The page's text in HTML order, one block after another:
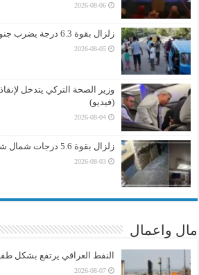
2026-08-06
زلزال بقوة 6.3 درجة يضرب جنوب الفلبين (فيديو)
2026-08-05
وزير الصحة التركي يتدخل
(فيديو)
2026-08-04
زلزال بقوة 5.6 درجات شمال شرق شرم الشيخ بمصر
2026-08-03
مال واعمال
النفط العراقي يرتفع بشكل
2026-08-07